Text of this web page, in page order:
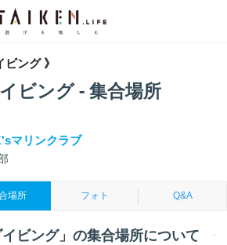
ビング 》
ビング - 集合場所
マリンクラブ
場所 フォト Q&A
イビング」の集合場所について